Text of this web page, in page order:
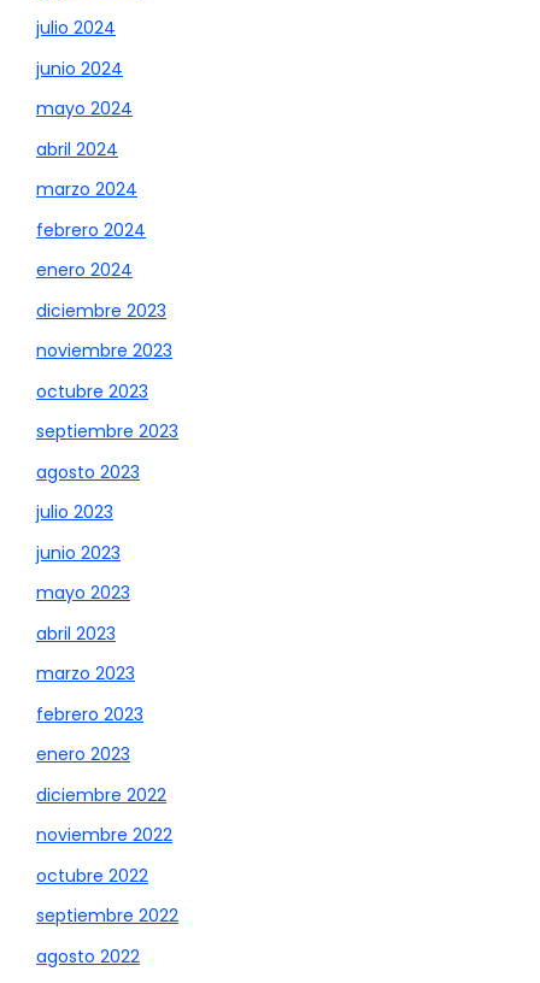
julio 2024
junio 2024
mayo 2024
abril 2024
marzo 2024
febrero 2024
enero 2024
diciembre 2023
noviembre 2023
octubre 2023
septiembre 2023
agosto 2023
julio 2023
junio 2023
mayo 2023
abril 2023
marzo 2023
febrero 2023
enero 2023
diciembre 2022
noviembre 2022
octubre 2022
septiembre 2022
agosto 2022